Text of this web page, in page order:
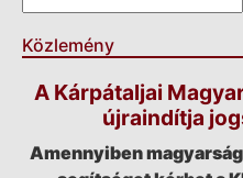
Közlemény
A Kárpátaljai
újraindítja
Amennyiben